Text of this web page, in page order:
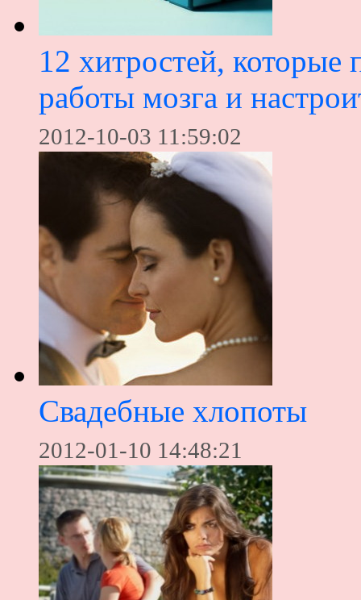
12 хитростей, которые
работы мозга и
2012-10-03 11:59:02
Свадебные хлопоты
2012-01-10 14:48:21